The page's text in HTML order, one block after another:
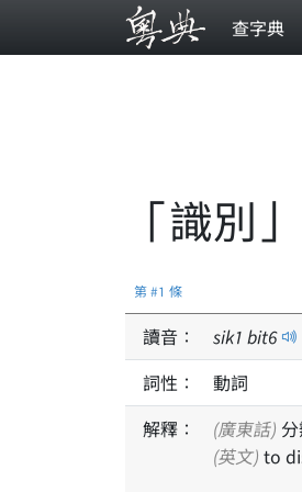
查字典
「識別」
第 #1 條
讀音： sik1 bit6
詞性：
動詞
解釋：
(廣東話)
(英文) to